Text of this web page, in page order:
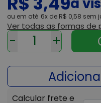
ou 6x de R$ 0,58 sem
Ver todas as formas de
- +